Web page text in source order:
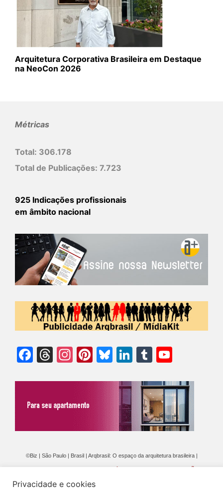
Arquitetura Corporativa Brasileira em Destaque
na NeoCon 2026
Métricas
Total: 306.178
Total de Publicações: 7.723
925 Indicações profissionais
em âmbito nacional
Facebook
Threads
Instagram
Pinterest
Bluesky
LinkedIn
Tumblr
©Biz | São Paulo | Brasil | Arqbrasil: O espaço da arquitetura brasileira |
GERAIS DE PUBLICAÇÃO (CGP
Privacidade e cookies